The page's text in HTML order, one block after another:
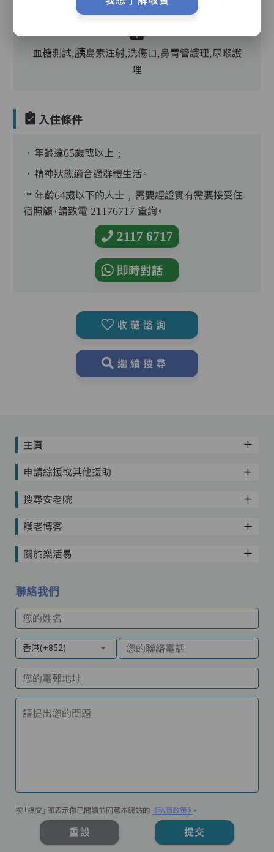
血糖測試,胰島素注射,洗傷口,鼻胃管護理,尿喉護
理
入住條件
．年齡達65歲或以上﹔
．精神狀態適合過群體生活。
* 年齡64歲以下的人士﹐需要經證實有需要接受住
宿照顧，請致電 21176717 查詢。
2117 6717
即時對話
收藏諮詢
繼續搜尋
主頁
申請綜援或其他援助
搜尋安老院
護老博客
關於樂活易
聯絡我們
您的姓名
香港(+852) 您的聯絡電話
您的電郵地址
請提出您的問題
按「提交」即表示你已閱讀並同意本網站的 《私隱政策》 。
重設 提交